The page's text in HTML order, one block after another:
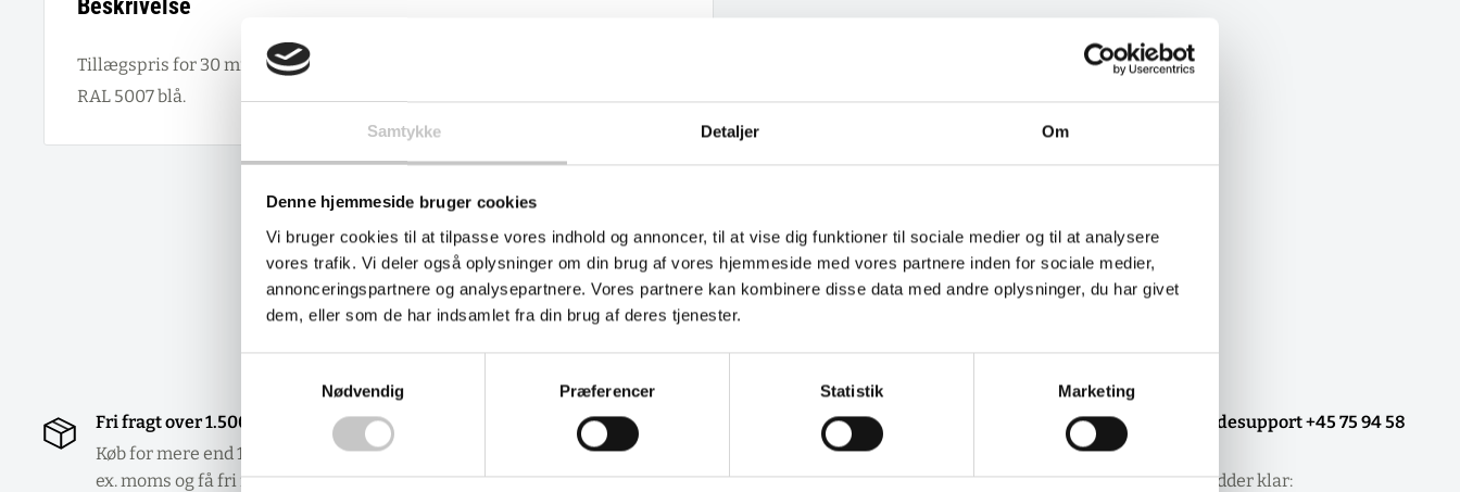
Samtykke Detaljer Om
Denne hjemmeside bruger cookies
Vi bruger cookies til at tilpasse vores indhold og annoncer, til at vise dig funktioner til sociale medier og til at analysere
vores trafik. Vi deler også oplysninger om din brug af vores hjemmeside med vores partnere inden for sociale medier,
annonceringspartnere og analysepartnere. Vores partnere kan kombinere disse data med andre oplysninger, du har givet
dem, eller som de har indsamlet fra din brug af deres tjenester.
Nødvendig
Præferencer Statistik Marketing
Beskrivelse
Tillægspris for 30 mm stop på alle bærearme for dobbeltsidet modeller
RAL 5007 blå.
Ønsker du at se eller prøve nogle af vores
produkter?
Book et møde - så kommer vi til dig!
Klik her og aftal dit møde
Fri fragt over 1.500 DKK
Køb for mere end 1.500 DKK
ex. moms og få fri fragt.
Gratis konsulentbesøg - for
erhvervskunder
Vi kommer gerne på besøg
Kreditkort, EAN eller
fakturaaftale
Mulighed for kreditkort, EAN
Kundesupport +45 75 94 58
Vi sidder klar: